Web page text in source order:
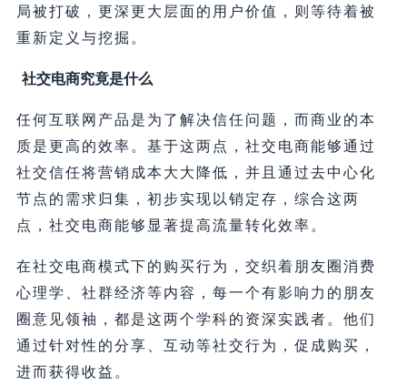
局被打破，更深更大层面的用户价值，则等待着被
重新定义与挖掘。
社交电商究竟是什么
任何互联网产品是为了解决信任问题，而商业的本
质是更高的效率。基于这两点，社交电商能够通过
社交信任将营销成本大大降低，并且通过去中心化
节点的需求归集，初步实现以销定存，综合这两
点，社交电商能够显著提高流量转化效率。
在社交电商模式下的购买行为，交织着朋友圈消费
心理学、社群经济等内容，每一个有影响力的朋友
圈意见领袖，都是这两个学科的资深实践者。他们
通过针对性的分享、互动等社交行为，促成购买，
进而获得收益。